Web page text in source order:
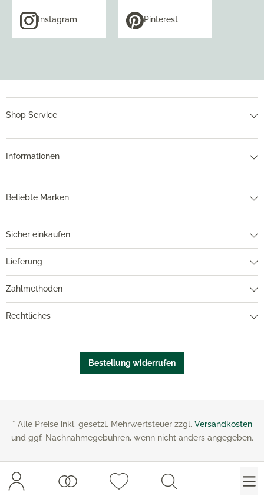
Instagram Pinterest
Shop Service
Informationen
Beliebte Marken
Sicher einkaufen
Lieferung
Zahlmethoden
Rechtliches
Bestellung widerrufen
* Alle Preise inkl. gesetzl. Mehrwertsteuer zzgl. Versandkosten
und ggf. Nachnahmegebühren, wenn nicht anders angegeben.